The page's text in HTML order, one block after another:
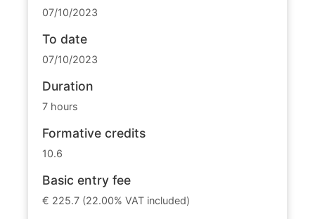
07/10/2023
To date
07/10/2023
Duration
7 hours
Formative credits
10.6
Basic entry fee
€ 225.7 (22.00% VAT included)